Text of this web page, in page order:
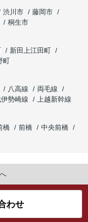
渋川市
藤岡市
桐生市
新田上江田町
町
八高線
両毛線
勢崎線
上越新幹線
橋 前橋
中央前橋
わせ